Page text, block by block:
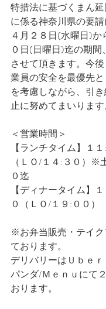
特措法に基づくまん
に係る神奈川県の要
４月２８日(水曜日)か
０日(日曜日)迄の期
させて頂きます。今
業員の安全を最優先
を考慮しながら、引
止に努めてまいります
＜営業時間＞
【ランチタイム】１
（ＬＯ/１４:３０）※
０迄
【ディナータイム】
０（ＬＯ/１９:００）
※お弁当販売・テイ
ております。
デリバリーはＵｂｅ
パンダ/Ｍｅｎｕにて
おります。